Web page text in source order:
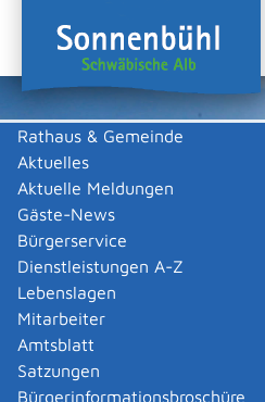
Rathaus & Gemeinde
Aktuelles
Aktuelle Meldungen
Gäste-News
Bürgerservice
Dienstleistungen A-Z
Lebenslagen
Mitarbeiter
Amtsblatt
Satzungen
Bürgerinformationsbroschüre
Sie sind hier:
Vereine
Förderverein
Förderverein